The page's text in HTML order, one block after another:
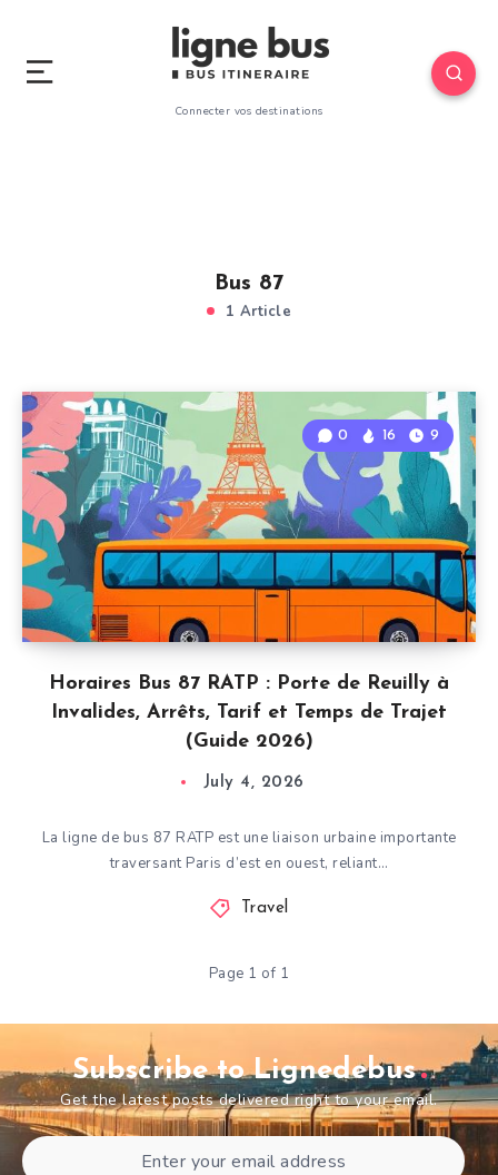
Connecter vos destinations
Bus 87
1 Article
Horaires Bus 87 RATP : Porte de Reuilly à
Invalides, Arrêts, Tarif et Temps de Trajet
(Guide 2026)
0 16 9
July 4, 2026
La ligne de bus 87 RATP est une liaison urbaine importante
traversant Paris d’est en ouest, reliant…
Travel
Page 1 of 1
Subscribe to Lignedebus
Get the latest posts delivered right to your email.